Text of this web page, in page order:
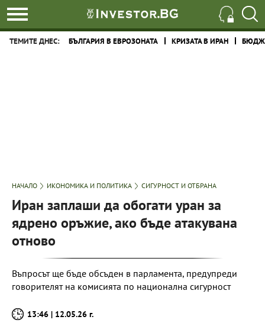
ТЕМИТЕ ДНЕС: БЪЛГАРИЯ В ЕВРОЗОНАТА КРИЗАТА В ИРАН
НАЧАЛО ИКОНОМИКА И ПОЛИТИКА СИГУРНОСТ И ОТБРАНА
Иран заплаши да обогати уран за
ядрено оръжие, ако бъде атакувана
отново
Въпросът ще бъде обсъден в парламента, предупреди
говорителят на комисията по национална сигурност
13:46 | 12.05.26 г.